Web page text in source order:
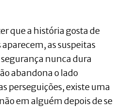
que a história gosta de
as suspeitas
nunca dura
abandona o lado
perseguições, existe uma
em alguém depois de se